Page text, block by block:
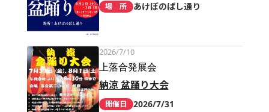
場 所 あけぼのばし通り
2026/7/10
上落合発展会
納涼 盆踊り大会
開催日 2026/7/31